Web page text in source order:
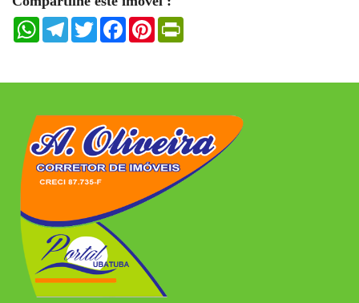
WhatsAppTelegramTwitterFacebookPinterest